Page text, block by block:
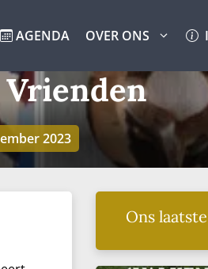
AGENDA OVER ONS
2023
Ons